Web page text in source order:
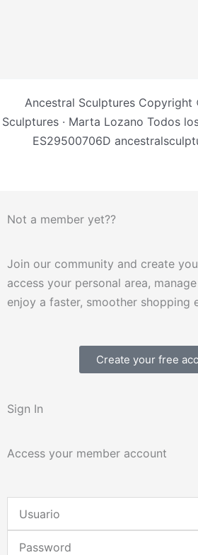
Ancestral Sculptures
Sculptures · Marta Lozano Todos
ES29500706D
Not a member yet??
Join our community and create
access your personal area,
enjoy a faster, smoother shopping
Create your free
Sign In
Access your member account
Email